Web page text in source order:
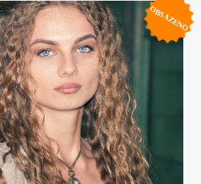
OBSAZENO
Gabriela
jak se vám bude dařit v
života. Zajímá vás, co bude
svoji životní lásku, jak se
Moje taroty vám s láskou
poradí.